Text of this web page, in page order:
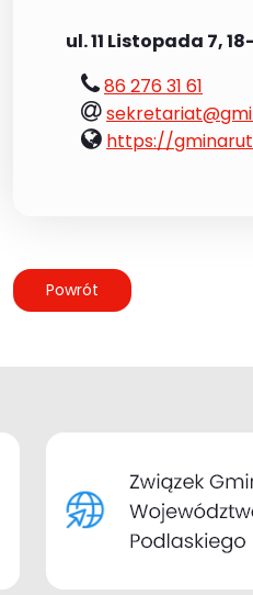
ul. 11 Listopada 7,
tel.:
86 276 31 61
e-
mail:
www:
https://
Powrót